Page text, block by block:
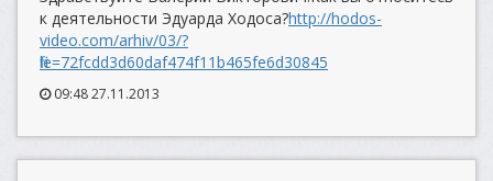
к деятельности Эдуарда Ходоса?http://hodos-
video.com/arhiv/03/?
file=72fcdd3d60daf474f11b465fe6d30845
09:48 27.11.2013